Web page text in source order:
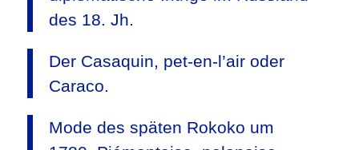
des 18. Jh.
Der Casaquin, pet-en-l’air oder
Caraco.
Mode des späten Rokoko um